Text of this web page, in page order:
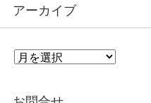
アーカイブ
ア
イ